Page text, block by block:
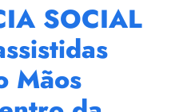
SOCIAL
Mãos